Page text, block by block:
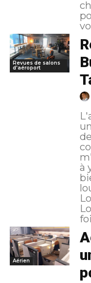
Revues de salons
d'aéroport
à
Aérien